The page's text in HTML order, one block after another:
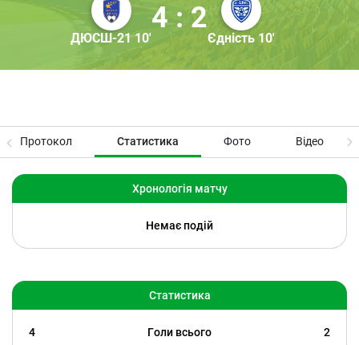
ДЮСШ-21 10'
4 : 2
Єдність 10'
Протокол Статистика Фото Відео
Хронологія матчу
Немає подій
Статистика
4 Голи всього 2